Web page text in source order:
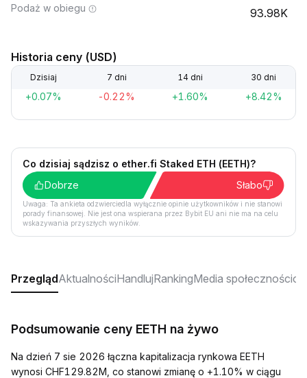
Podaż w obiegu 93.98K
Historia ceny (USD)
Dzisiaj 7 dni 14 dni 30 dni
+0.07% -0.22% +1.60% +8.42%
Co dzisiaj sądzisz o ether.fi Staked ETH (EETH)?
Dobrze
Słabo
Uwaga: Ta ankieta odzwierciedla wyłącznie opinie użytkowników i nie stanowi
porady finansowej. Nie jest ona wspierana przez Bybit EU ani nie ma na celu
wskazywania przyszłych wyników.
PrzeglądAktualnościHandlujRankingMedia
Podsumowanie ceny EETH na żywo
Na dzień 7 sie 2026 łączna kapitalizacja rynkowa EETH
wynosi CHF129.82M, co stanowi zmianę o +1.10% w ciągu